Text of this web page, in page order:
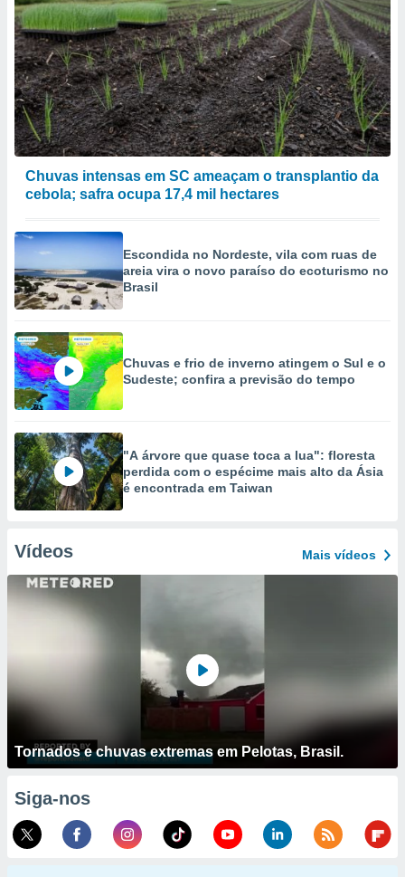
Chuvas intensas em SC ameaçam o transplantio da
cebola; safra ocupa 17,4 mil hectares
Escondida no Nordeste, vila com ruas de
areia vira o novo paraíso do ecoturismo no
Brasil
Chuvas e frio de inverno atingem o Sul e o
Sudeste; confira a previsão do tempo
"A árvore que quase toca a lua": floresta
perdida com o espécime mais alto da Ásia
é encontrada em Taiwan
Vídeos Mais vídeos
Tornados e chuvas extremas em Pelotas, Brasil.
Siga-nos